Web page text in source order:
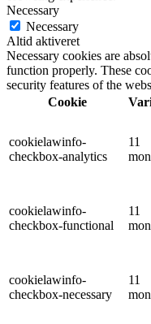
Necessary
Necessary
Altid aktiveret
Necessary cookies are
function properly. These
security features of the
Cookie
cookielawinfo-
checkbox-analytics
11
cookielawinfo-
checkbox-functional
11
cookielawinfo-
checkbox-necessary
11